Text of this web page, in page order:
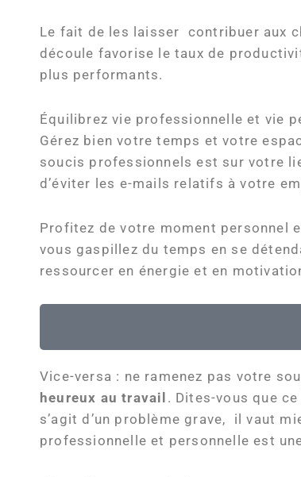
Le fait de les laisser contribuer aux
découle favorise le taux de
plus performants.
Équilibrez vie professionnelle et vie
Gérez bien votre temps et votre
soucis professionnels est sur votre
d’éviter les e-mails relatifs à votre
Profitez de votre moment personnel
vous gaspillez du temps en se
ressourcer en énergie et en
Vice-versa : ne ramenez pas votre
heureux au travail . Dites-vous que
s’agit d’un problème grave, il vaut
professionnelle et personnelle est